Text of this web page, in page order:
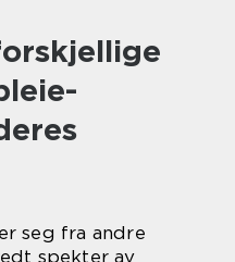
seg fra andre
spekter av